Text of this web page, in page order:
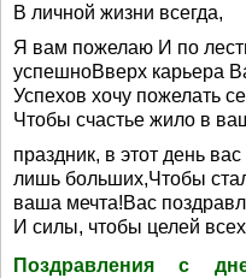
В личной жизни всегда,
Я вам пожелаю И по
успешноВверх карьера
Успехов хочу пожелать
Чтобы счастье жило в
праздник, в этот день
лишь больших,Чтобы
ваша мечта!Вас
И силы, чтобы целей
Поздравления с